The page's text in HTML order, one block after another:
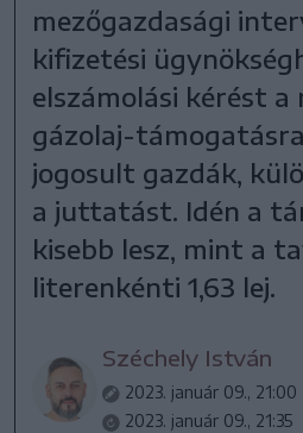
mezőgazdasági
kifizetési
elszámolási kérést a
gázolaj-
jogosult gazdák,
a juttatást. Idén a
kisebb lesz, mint a
literenkénti 1,63 lej.
Széchely István
2023. január 09., 21:00
2023. január 09., 21:35